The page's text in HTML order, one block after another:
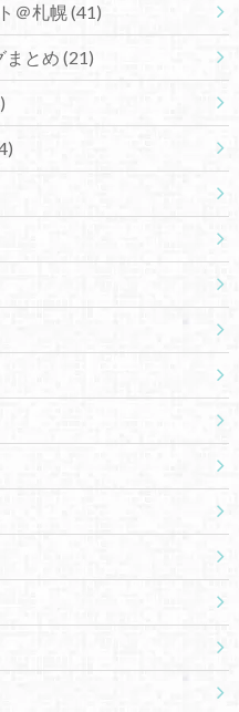
＠札幌(41)
まとめ (21)